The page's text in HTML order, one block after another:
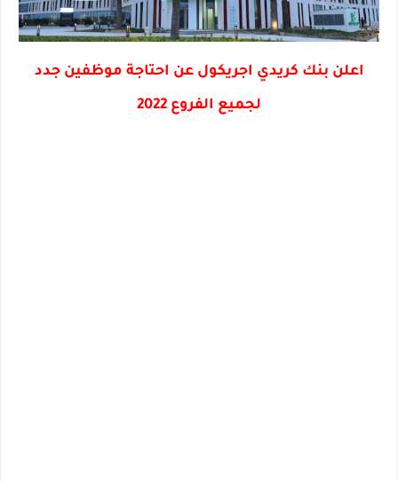
اعلن بنك كريدي اجريكول عن احتاجة موظفين جدد
لجميع الفروع 2022